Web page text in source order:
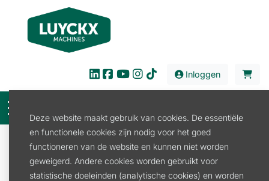
Inloggen
Tuin en Park
Grondbewerking
HUUR COMBI MOTOCULTEUR NIBBI MAK 17S +
Deze website maakt gebruik van cookies. De essentiële
en functionele cookies zijn nodig voor het goed
functioneren van de website en kunnen niet worden
geweigerd. Andere cookies worden gebruikt voor
statistische doeleinden (analytische cookies) en worden